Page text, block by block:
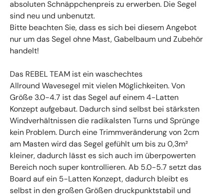
absoluten Schnäppchenpreis zu erwerben. Die Segel
sind neu und unbenutzt.
Bitte beachten Sie, dass es sich bei diesem Angebot
nur um das Segel ohne Mast, Gabelbaum und Zubehör
handelt!
Das REBEL TEAM ist ein waschechtes
Allround Wavesegel mit vielen Möglichkeiten. Von
Größe 3.0-4.7 ist das Segel auf einem 4-Latten
Konzept aufgebaut. Dadurch sind selbst bei stärksten
Windverhältnissen die radikalsten Turns und Sprünge
kein Problem. Durch eine Trimmveränderung von 2cm
am Masten wird das Segel gefühlt um bis zu 0,3m²
kleiner, dadurch lässt es sich auch im überpowerten
Bereich noch super kontrollieren. Ab 5.0-5.7 setzt das
Board auf ein 5-Latten Konzept, dadurch bleibt es
selbst in den großen Größen druckpunktstabil und